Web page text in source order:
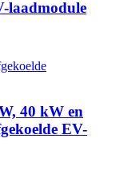
laadmodule
40 kW en
EV-